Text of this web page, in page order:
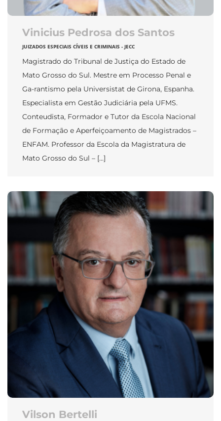
Vinicius Pedrosa dos Santos
JUIZADOS ESPECIAIS CÍVEIS E CRIMINAIS - JECC
Magistrado do Tribunal de Justiça do Estado de
Mato Grosso do Sul. Mestre em Processo Penal e
Ga-rantismo pela Universistat de Girona, Espanha.
Especialista em Gestão Judiciária pela UFMS.
Conteudista, Formador e Tutor da Escola Nacional
de Formação e Aperfeiçoamento de Magistrados –
ENFAM. Professor da Escola da Magistratura de
Mato Grosso do Sul – […]
Vilson Bertelli